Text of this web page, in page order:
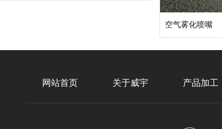
空气雾化喷嘴
网站首页 关于威宇 产品加工